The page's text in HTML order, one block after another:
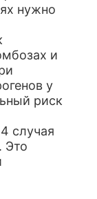
нужно
и
у
риск
случая
Это